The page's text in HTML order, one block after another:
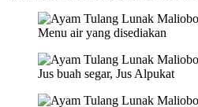
Menu air yang disediakan
Jus buah segar, Jus Alpukat